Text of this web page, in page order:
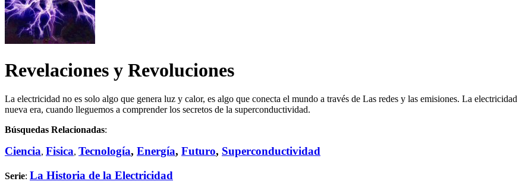
Revelaciones y Revoluciones
La electricidad no es solo algo que genera luz y calor, es algo que conecta el mundo a través de Las redes y las emisiones. La
nueva era, cuando lleguemos a comprender los secretos de la superconductividad.
Búsquedas Relacionadas:
Ciencia, Fisica, Tecnología, Energía, Futuro, Superconductividad
Serie: La Historia de la Electricidad